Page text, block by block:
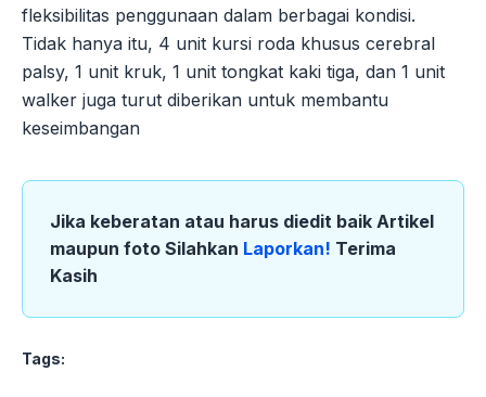
fleksibilitas penggunaan dalam berbagai kondisi.
Tidak hanya itu, 4 unit kursi roda khusus cerebral
palsy, 1 unit kruk, 1 unit tongkat kaki tiga, dan 1 unit
walker juga turut diberikan untuk membantu
keseimbangan
Jika keberatan atau harus diedit baik Artikel
maupun foto Silahkan Laporkan! Terima
Kasih
Tags: